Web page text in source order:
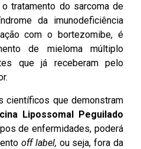
tratamento do sarcoma de
da imunodeficiência
com o bortezomibe, é
de mieloma múltiplo
que já receberam pelo
científicos que demonstram
Lipossomal Peguilado
de enfermidades, poderá
off label, ou seja, fora da